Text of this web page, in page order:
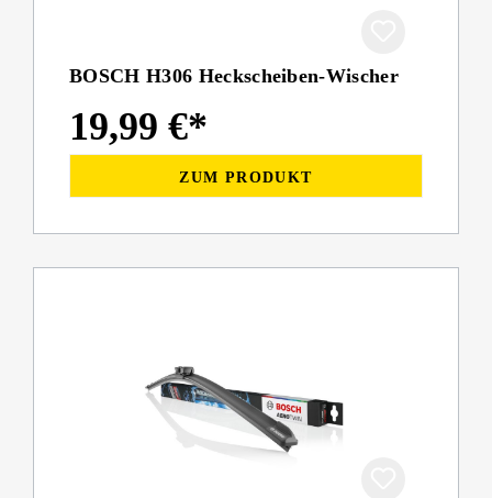
BOSCH H306 Heckscheiben-Wischer
19,99 €*
ZUM PRODUKT